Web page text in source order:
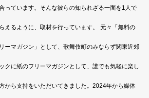
っています。そんな彼らの知られざる一面を1人で
えるように、取材を行っています。 元々「無料の
ーマガジン」として、歌舞伎町のみならず関東近郊
クに紙のフリーマガジンとして、誰でも気軽に楽し
から支持をいただいてきました。2024年から媒体